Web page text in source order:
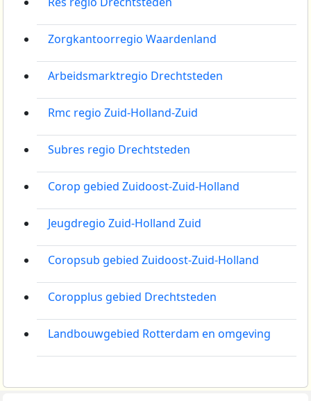
Zorgkantoorregio Waardenland
Arbeidsmarktregio Drechtsteden
Rmc regio Zuid-Holland-Zuid
Subres regio Drechtsteden
Corop gebied Zuidoost-Zuid-Holland
Jeugdregio Zuid-Holland Zuid
Coropsub gebied Zuidoost-Zuid-Holland
Coropplus gebied Drechtsteden
Landbouwgebied Rotterdam en omgeving